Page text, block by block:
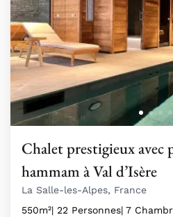
Chalet prestigieux avec
hammam à Val d’Isère
La Salle-les-Alpes, France
550m²| 22 Personnes| 7